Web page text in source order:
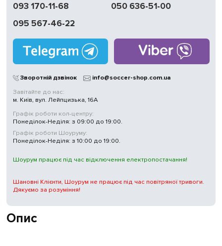
Опис
093 170-11-68
050 636-51-00
095 567-46-22
Зворотній дзвінок
info@soccer-shop.com.ua
Завітайте до нас:
м. Київ, вул. Лейпцизька, 16А
Графік роботи кол-центру:
Понеділок-Неділя: з 09:00 до 19:00.
Графік роботи Шоуруму:
Понеділок-Неділя: з 10:00 до 19:00.
Шоурум працює під час відключення електропостачання!
Шановні Клієнти, Шоурум не працює під час повітряної тривоги.
Дякуємо за розуміння!